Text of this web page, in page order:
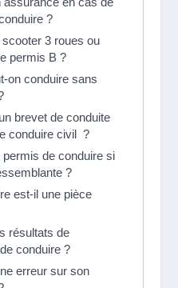
?
3 roues ou
permis B ?
on conduire sans
brevet de conduite
conduire civil ?
de conduire si
?
est-il une pièce
résultats de
conduire ?
erreur sur son